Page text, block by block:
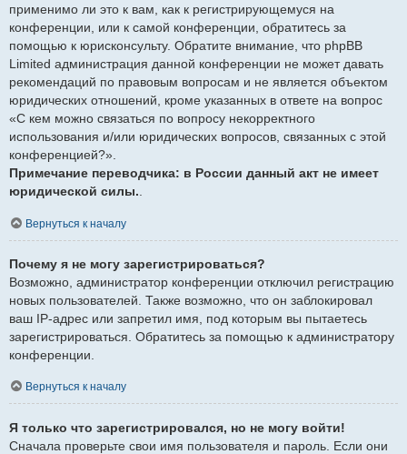
применимо ли это к вам, как к регистрирующемуся на
конференции, или к самой конференции, обратитесь за
помощью к юрисконсульту. Обратите внимание, что phpBB
Limited администрация данной конференции не может давать
рекомендаций по правовым вопросам и не является объектом
юридических отношений, кроме указанных в ответе на вопрос
«С кем можно связаться по вопросу некорректного
использования и/или юридических вопросов, связанных с этой
конференцией?».
Примечание переводчика: в России данный акт не имеет
юридической силы..
Вернуться к началу
Почему я не могу зарегистрироваться?
Возможно, администратор конференции отключил регистрацию
новых пользователей. Также возможно, что он заблокировал
ваш IP-адрес или запретил имя, под которым вы пытаетесь
зарегистрироваться. Обратитесь за помощью к администратору
конференции.
Вернуться к началу
Я только что зарегистрировался, но не могу войти!
Сначала проверьте свои имя пользователя и пароль. Если они